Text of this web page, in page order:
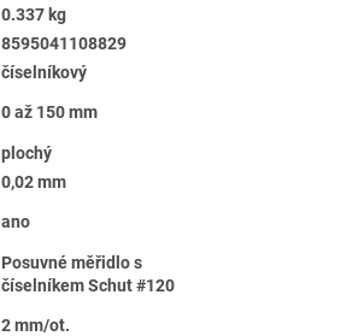
0.337 kg
8595041108829
číselníkový
0 až 150 mm
plochý
0,02 mm
ano
Posuvné měřidlo s
číselníkem Schut #120
2 mm/ot.